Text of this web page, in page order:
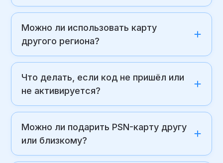
Можно ли использовать карту
другого региона?
Что делать, если код не пришёл или
не активируется?
Можно ли подарить PSN-карту другу
или близкому?